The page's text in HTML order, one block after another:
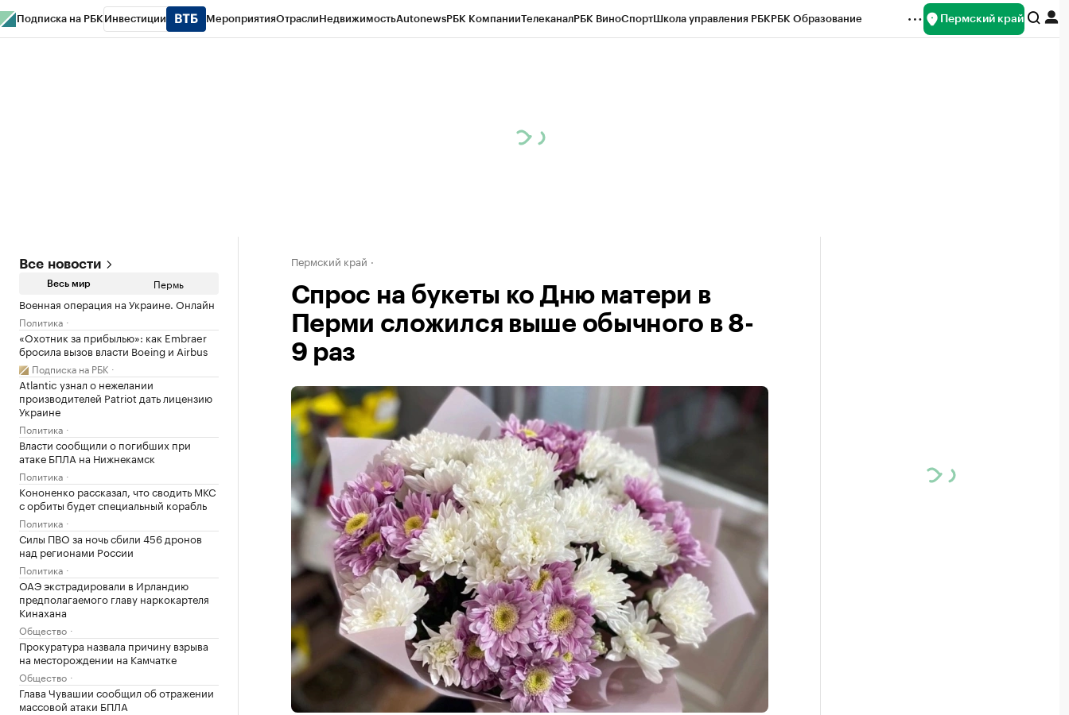
Подписка на РБК Инвестиции МероприятияОтраслиНедвижимостьAutonewsРБК КомпанииТелеканалРБК ВиноСпортШкола управления РБКРБК Образование Пермский край
Все новости
Весь мир Пермь
Военная операция на Украине. Онлайн
Политика
«Охотник за прибылью»: как Embraer
бросила вызов власти Boeing и Airbus
Подписка на РБК
Atlantic узнал о нежелании
производителей Patriot дать лицензию
Украине
Политика
Власти сообщили о погибших при
атаке БПЛА на Нижнекамск
Политика
Кононенко рассказал, что сводить МКС
с орбиты будет специальный корабль
Политика
Силы ПВО за ночь сбили 456 дронов
над регионами России
Политика
ОАЭ экстрадировали в Ирландию
предполагаемого главу наркокартеля
Кинахана
Общество
Прокуратура назвала причину взрыва
на месторождении на Камчатке
Общество
Глава Чувашии сообщил об отражении
массовой атаки БПЛА
Пермский край
Спрос на букеты ко Дню матери в
Перми сложился выше обычного в 8-
9 раз